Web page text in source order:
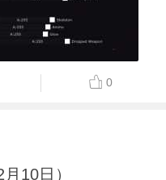
0
10日）